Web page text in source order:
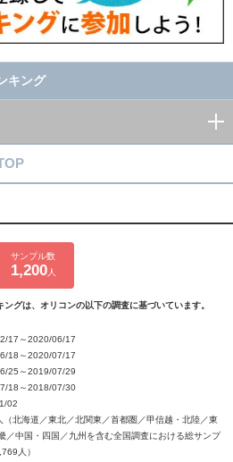
キング
サンプル数
1,200人
グは、オリコンの以下の調査に基づいています。
17～2020/06/17
18～2020/07/17
25～2019/07/29
18～2018/07/30
02
（北海道／東北／北関東／首都圏／甲信越・北陸／東
／中国・四国／九州を含む全国調査における総サンプ
人）